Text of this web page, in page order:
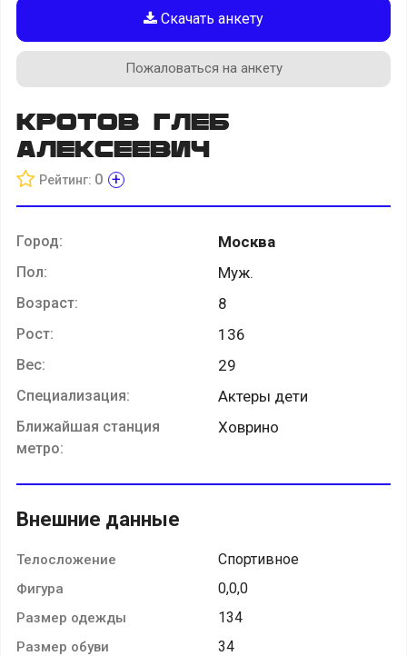
Скачать анкету
Пожаловаться на анкету
Кротов Глеб
Алексеевич
Рейтинг: 0 +
Город: Москва
Пол: Муж.
Возраст: 8
Рост: 136
Вес: 29
Специализация: Актеры дети
Ближайшая станция
метро:
Ховрино
Внешние данные
Телосложение Спортивное
Фигура 0,0,0
Размер одежды 134
Размер обуви 34